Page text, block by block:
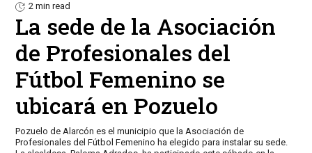
2 min read
La sede de la Asociación
de Profesionales del
Fútbol Femenino se
ubicará en Pozuelo
Pozuelo de Alarcón es el municipio que la Asociación de
Profesionales del Fútbol Femenino ha elegido para instalar su sede.